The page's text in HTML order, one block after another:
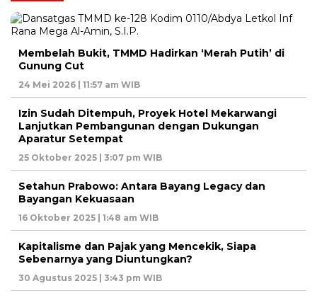
Membelah Bukit, TMMD Hadirkan ‘Merah Putih’ di
Gunung Cut
24 Mei 2026 | 11:57 am WIB
Izin Sudah Ditempuh, Proyek Hotel Mekarwangi
Lanjutkan Pembangunan dengan Dukungan
Aparatur Setempat
25 Oktober 2025 | 3:07 pm WIB
Setahun Prabowo: Antara Bayang Legacy dan
Bayangan Kekuasaan
16 Oktober 2025 | 1:48 am WIB
Kapitalisme dan Pajak yang Mencekik, Siapa
Sebenarnya yang Diuntungkan?
30 Agustus 2025 | 3:43 pm WIB